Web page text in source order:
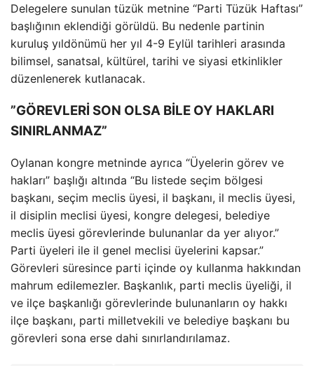
Delegelere sunulan tüzük metnine “Parti Tüzük Haftası”
başlığının eklendiği görüldü. Bu nedenle partinin
kuruluş yıldönümü her yıl 4-9 Eylül tarihleri ​​arasında
bilimsel, sanatsal, kültürel, tarihi ve siyasi etkinlikler
düzenlenerek kutlanacak.
”GÖREVLERİ SON OLSA BİLE OY HAKLARI
SINIRLANMAZ”
Oylanan kongre metninde ayrıca “Üyelerin görev ve
hakları” başlığı altında “Bu listede seçim bölgesi
başkanı, seçim meclis üyesi, il başkanı, il meclis üyesi,
il disiplin meclisi üyesi, kongre delegesi, belediye
meclis üyesi görevlerinde bulunanlar da yer alıyor.”
Parti üyeleri ile il genel meclisi üyelerini kapsar.”
Görevleri süresince parti içinde oy kullanma hakkından
mahrum edilemezler. Başkanlık, parti meclis üyeliği, il
ve ilçe başkanlığı görevlerinde bulunanların oy hakkı
ilçe başkanı, parti milletvekili ve belediye başkanı bu
görevleri sona erse dahi sınırlandırılamaz.